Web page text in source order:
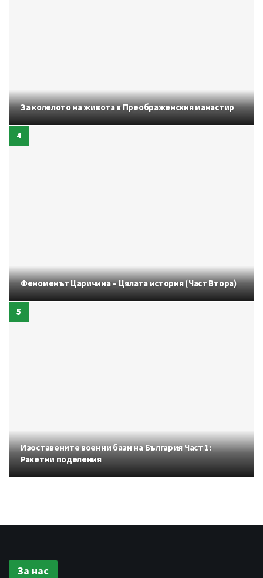
За колелото на живота в Преображенския манастир
Феноменът Царичина – Цялата история (Част Втора)
Изоставените военни бази на България Част 1:
Ракетни поделения
За нас